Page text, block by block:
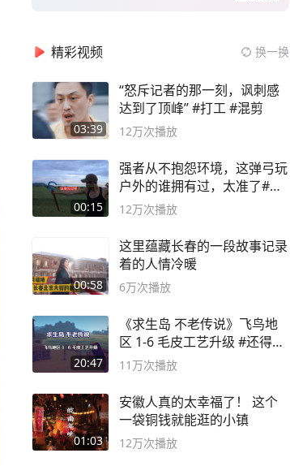
精彩视频 换一换
03:39
“怒斥记者的那一刻，讽刺感
达到了顶峰” #打工 #混剪
12万次播放
00:15
强者从不抱怨环境，这弹弓玩
户外的谁拥有过，太准了#弹
弓#户外
12万次播放
00:58
这里蕴藏长春的一段故事记录
着的人情冷暖
6万次播放
20:47
《求生岛 不老传说》飞鸟地
区 1-6 毛皮工艺升级 #还得是
主机大作
11万次播放
01:03
安徽人真的太幸福了！ 这个
一袋铜钱就能逛的小镇
12万次播放